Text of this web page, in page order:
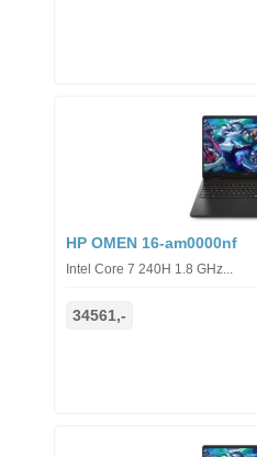
HP OMEN 16-am0000nf
Intel Core 7 240H 1.8 GHz...
34561,-